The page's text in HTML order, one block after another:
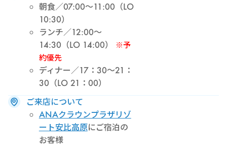
朝食／07:00～11:00（LO
10:30）
ランチ／12:00～
14:30（LO 14:00）
※予
約優先
ディナー／17：30～21：
30（LO 21：00）
ご来店について
ANAクラウンプラザリゾ
ート安比高原にご宿泊の
お客様